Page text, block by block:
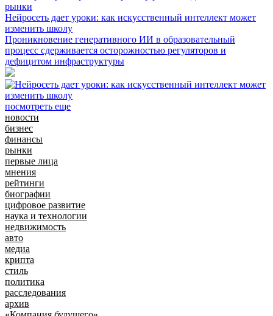
рынки
Нейросеть дает уроки: как искусственный интеллект может
изменить школу
Проникновение генеративного ИИ в образовательный
процесс сдерживается осторожностью регуляторов и
дефицитом инфраструктуры
посмотреть еще
новости
бизнес
финансы
рынки
первые лица
мнения
рейтинги
биографии
цифровое развитие
наука и технологии
недвижимость
авто
медиа
крипта
стиль
политика
расследования
архив